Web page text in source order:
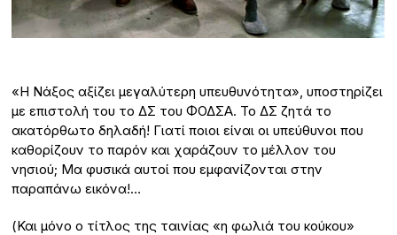
«Η Νάξος αξίζει μεγαλύτερη υπευθυνότητα», υποστηρίζει
με επιστολή του το ΔΣ του ΦΟΔΣΑ. Το ΔΣ ζητά το
ακατόρθωτο δηλαδή! Γιατί ποιοι είναι οι υπεύθυνοι που
καθορίζουν το παρόν και χαράζουν το μέλλον του
νησιού; Μα φυσικά αυτοί που εμφανίζονται στην
παραπάνω εικόνα!…
(Και μόνο ο τίτλος της ταινίας «η φωλιά του κούκου»